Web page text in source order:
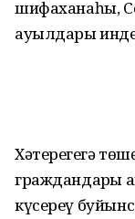
шифаханаһы,
ауылдары
Хәтерегеҙгә
граждандарҙы
күсереү